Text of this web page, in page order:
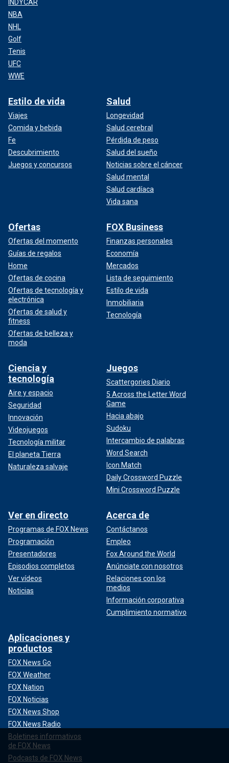
INDYCAR
NBA
NHL
Golf
Tenis
UFC
WWE
Estilo de vida
Viajes
Comida y bebida
Fe
Descubrimiento
Juegos y concursos
Salud
Longevidad
Salud cerebral
Pérdida de peso
Salud del sueño
Noticias sobre el cáncer
Salud mental
Salud cardíaca
Vida sana
Ofertas
Ofertas del momento
Guías de regalos
Home
Ofertas de cocina
Ofertas de tecnología y
electrónica
Ofertas de salud y
fitness
Ofertas de belleza y
moda
FOX Business
Finanzas personales
Economía
Mercados
Lista de seguimiento
Estilo de vida
Inmobiliaria
Tecnología
Ciencia y
tecnología
Aire y espacio
Seguridad
Innovación
Videojuegos
Tecnología militar
El planeta Tierra
Naturaleza salvaje
Juegos
Scattergories Diario
5 Across the Letter Word
Game
Hacia abajo
Sudoku
Intercambio de palabras
Word Search
Icon Match
Daily Crossword Puzzle
Mini Crossword Puzzle
Ver en directo
Programas de FOX News
Programación
Presentadores
Episodios completos
Ver vídeos
Noticias
Acerca de
Contáctanos
Empleo
Fox Around the World
Anúnciate con nosotros
Relaciones con los
medios
Información corporativa
Cumplimiento normativo
Aplicaciones y
productos
FOX News Go
FOX Weather
FOX Nation
FOX Noticias
FOX News Shop
FOX News Radio
Boletines informativos
de FOX News
Podcasts de FOX News